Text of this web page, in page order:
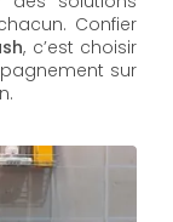
Confier
, c’est choisir
sur